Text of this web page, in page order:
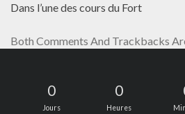
Dans l’une des cours du Fort
Both Comments And Trackbacks
0
Jours
0
Heures